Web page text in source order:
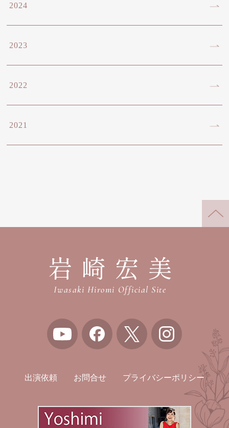
2024
2023
2022
2021
岩崎宏美
Iwasaki Hiromi Official Site
出演依頼 お問合せ プライバシーポリシー